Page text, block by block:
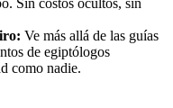
Sin costos ocultos, sin
Ve más allá de las guías
de egiptólogos
como nadie.